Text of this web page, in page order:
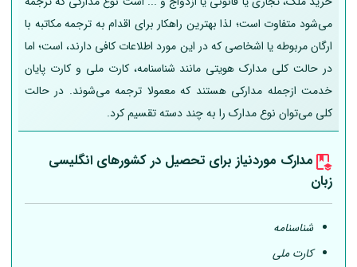
می‌شود متفاوت است؛ لذا بهترین راهکار برای اقدام به ترجمه مکاتبه با
ارگان مربوطه یا اشخاصی که در این مورد اطلاعات کافی دارند، است؛ اما
در حالت کلی مدارک هویتی مانند شناسنامه، کارت ملی و کارت پایان
خدمت ازجمله مدارکی هستند که معمولا ترجمه می‌شوند. در حالت
کلی می‌توان نوع مدارک را به چند دسته تقسیم کرد.
مدارک موردنیاز برای تحصیل در کشورهای انگلیسی
زبان
شناسنامه
کارت ملی